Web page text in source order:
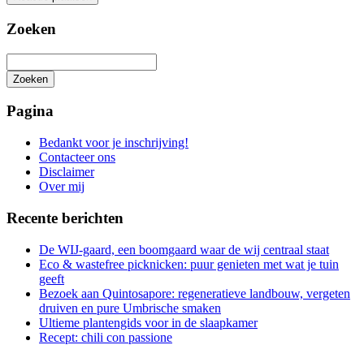
Zoeken
Zoeken
zoeken
Pagina
Bedankt voor je inschrijving!
Contacteer ons
Disclaimer
Over mij
Recente berichten
De WIJ-gaard, een boomgaard waar de wij centraal staat
Eco & wastefree picknicken: puur genieten met wat je tuin
geeft
Bezoek aan Quintosapore: regeneratieve landbouw, vergeten
druiven en pure Umbrische smaken
Ultieme plantengids voor in de slaapkamer
Recept: chili con passione